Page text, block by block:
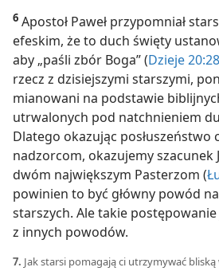
6 Apostoł Paweł przypomniał
efeskim, że to duch święty
aby „paśli zbór Boga” (Dzieje 20:28
rzecz z dzisiejszymi starszymi,
mianowani na podstawie
utrwalonych pod natchnieniem
Dlatego okazując posłuszeństwo
nadzorcom, okazujemy szacunek
dwóm największym Pasterzom (
powinien to być główny powód
starszych. Ale takie
z innych powodów.
7. Jak starsi pomagają ci utrzymywać bliską